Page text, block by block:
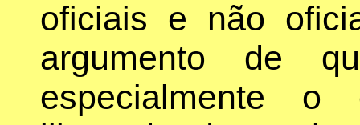
oficiais e não
argumento de
especialmente o